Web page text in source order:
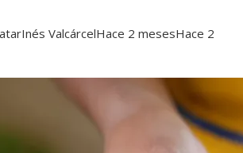
Inés ValcárcelHace 2 mesesHace 2